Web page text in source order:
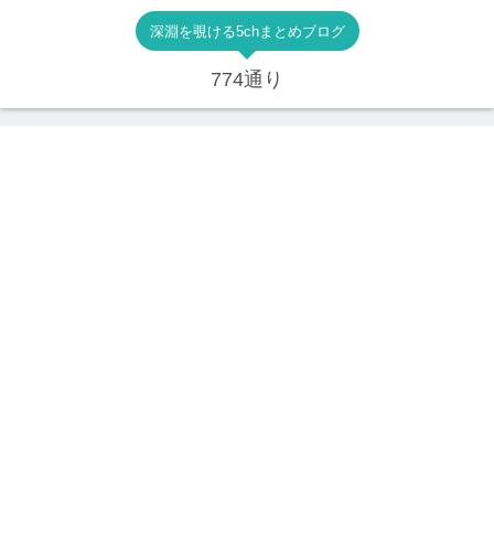
深淵を覗ける5chまとめブログ
774通り